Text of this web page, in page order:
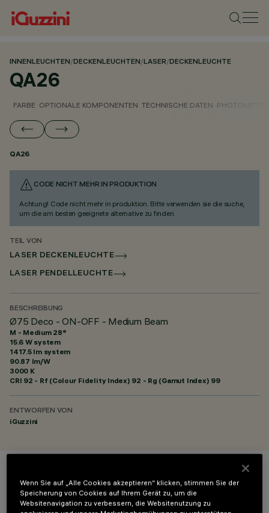
INNENLEUCHTEN/DECKENLEUCHTEN/LASER/DECKENLEUCHTE
QA26
FARBE OPTIONALE KOMPONENTEN TECHNISCHE DATEN
QA26
CODE NICHT MEHR IN PRODUKTION
Achtung! Code nicht mehr in produktion. Bitte verwenden sie die suche,
um die am besten geeignete alternative zu finden.
TEIL VON
LASER DECKENLEUCHTE
LASER PENDELLEUCHTE
BESCHREIBUNG
Ø75 Deco - ON-OFF - Medium Beam
M - Medium 28°
15.6 W system
1417.5 lm system
90.87 lm/W
3000 K
CRI 92 - Rf (Colour Fidelity Index) 92 - Rg (Gamut Index) 99
ENTWORFEN VON
iGuzzini
FARBE
Wenn Sie auf „Alle Cookies akzeptieren“ klicken, stimmen Sie der
Speicherung von Cookies auf Ihrem Gerät zu, um die
Websitenavigation zu verbessern, die Websitenutzung zu